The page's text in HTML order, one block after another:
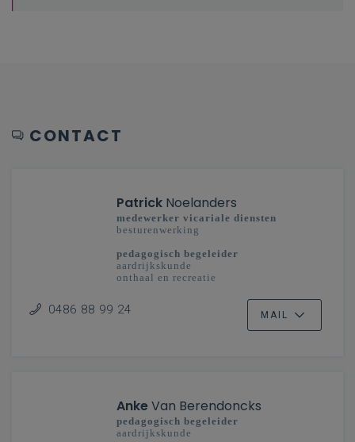
CONTACT
Patrick Noelanders
medewerker vicariale diensten
besturenwerking
pedagogisch begeleider
aardrijkskunde
onthaal en recreatie
secundair onderwijs
0486 88 99 24 MAIL
AnkeVan Berendoncks
pedagogisch begeleider
aardrijkskunde